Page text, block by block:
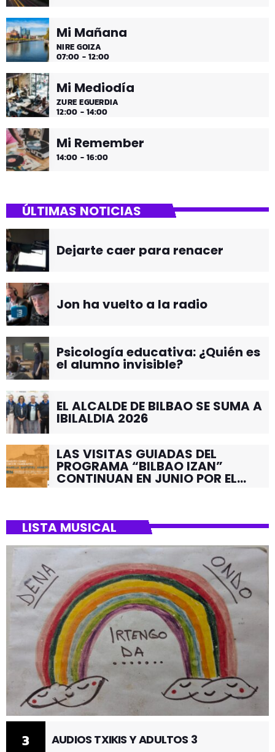
Mi Mañana
NIRE GOIZA
07:00 - 12:00
Mi Mediodía
ZURE EGUERDIA
12:00 - 14:00
Mi Remember
14:00 - 16:00
ÚLTIMAS NOTICIAS
Dejarte caer para renacer
Jon ha vuelto a la radio
Psicología educativa: ¿Quién es
el alumno invisible?
EL ALCALDE DE BILBAO SE SUMA A
IBILALDIA 2026
LAS VISITAS GUIADAS DEL
PROGRAMA “BILBAO IZAN”
CONTINUAN EN JUNIO POR EL
LISTA MUSICAL
3 AUDIOS TXIKIS Y ADULTOS 3